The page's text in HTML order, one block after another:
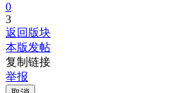
0
3
返回版块
本版发帖
复制链接
举报